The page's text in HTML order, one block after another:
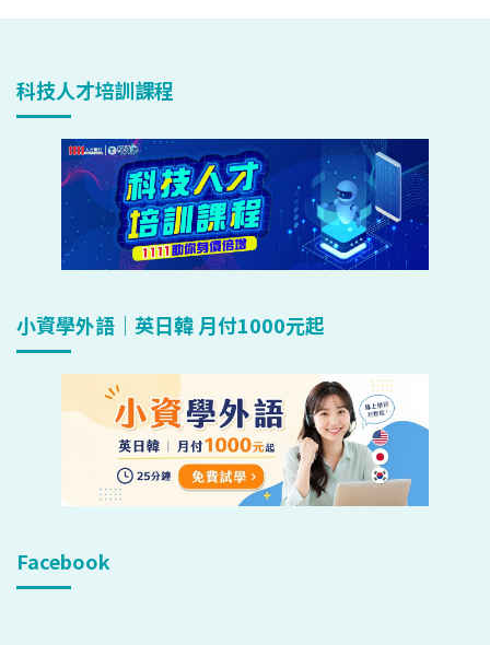
科技人才培訓課程
小資學外語｜英日韓 月付1000元起
Facebook